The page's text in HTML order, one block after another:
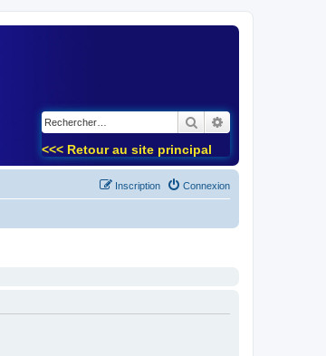
Rechercher
<<< Retour au site principal
Connexion
Inscription